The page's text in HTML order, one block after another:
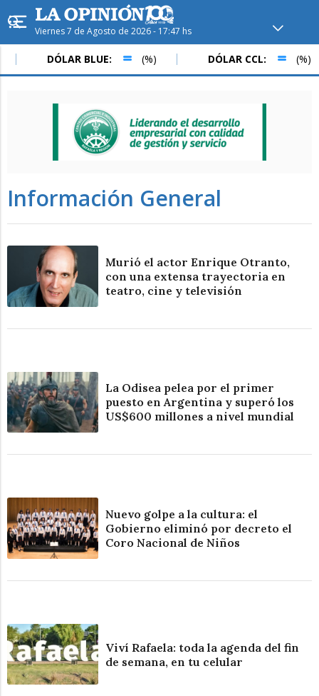
Viernes 7 de Agosto de 2026 - 17:47 hs
Hoy enRafaela ver clima
Mín / Máx
Humedad
Presión
Sáb Dom Lun
DÓLAR BLUE: (%) DÓLAR CCL: (%)
Información General
Murió el actor Enrique Otranto,
con una extensa trayectoria en
teatro, cine y televisión
La Odisea pelea por el primer
puesto en Argentina y superó los
US$600 millones a nivel mundial
Nuevo golpe a la cultura: el
Gobierno eliminó por decreto el
Coro Nacional de Niños
Viví Rafaela: toda la agenda del fin
de semana, en tu celular